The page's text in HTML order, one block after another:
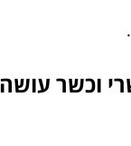
וכשר